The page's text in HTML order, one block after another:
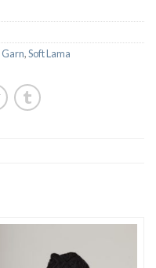
Garn,Soft Lama